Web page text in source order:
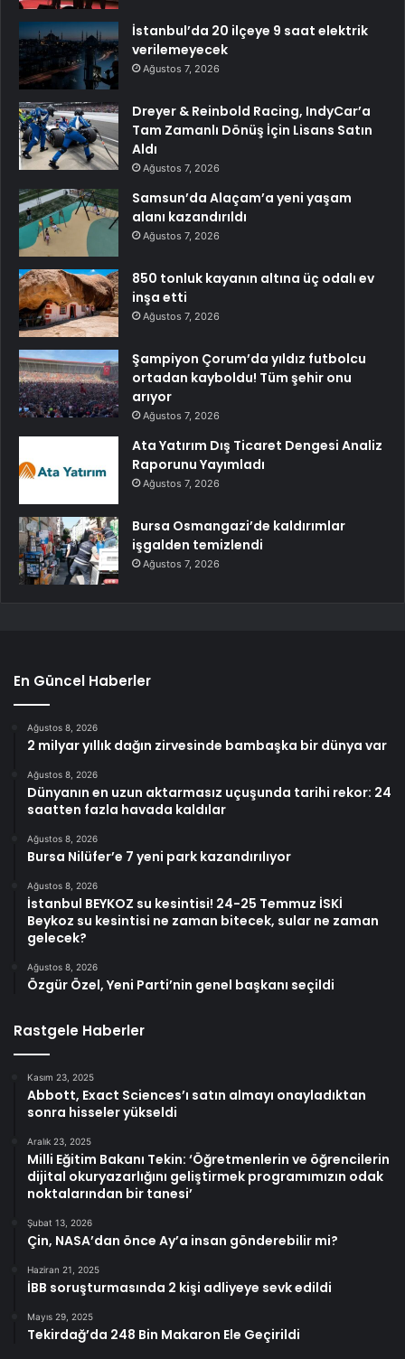
İstanbul’da 20 ilçeye 9 saat elektrik
verilemeyecek
Ağustos 7, 2026
Dreyer & Reinbold Racing, IndyCar’a
Tam Zamanlı Dönüş İçin Lisans Satın
Aldı
Ağustos 7, 2026
Samsun’da Alaçam’a yeni yaşam
alanı kazandırıldı
Ağustos 7, 2026
850 tonluk kayanın altına üç odalı ev
inşa etti
Ağustos 7, 2026
Şampiyon Çorum’da yıldız futbolcu
ortadan kayboldu! Tüm şehir onu
arıyor
Ağustos 7, 2026
Ata Yatırım Dış Ticaret Dengesi Analiz
Raporunu Yayımladı
Ağustos 7, 2026
Bursa Osmangazi’de kaldırımlar
işgalden temizlendi
Ağustos 7, 2026
En Güncel Haberler
Ağustos 8, 2026
2 milyar yıllık dağın zirvesinde bambaşka bir dünya var
Ağustos 8, 2026
Dünyanın en uzun aktarmasız uçuşunda tarihi rekor: 24
saatten fazla havada kaldılar
Ağustos 8, 2026
Bursa Nilüfer’e 7 yeni park kazandırılıyor
Ağustos 8, 2026
İstanbul BEYKOZ su kesintisi! 24-25 Temmuz İSKİ
Beykoz su kesintisi ne zaman bitecek, sular ne zaman
gelecek?
Ağustos 8, 2026
Özgür Özel, Yeni Parti’nin genel başkanı seçildi
Rastgele Haberler
Kasım 23, 2025
Abbott, Exact Sciences’ı satın almayı onayladıktan
sonra hisseler yükseldi
Aralık 23, 2025
Milli Eğitim Bakanı Tekin: ‘Öğretmenlerin ve öğrencilerin
dijital okuryazarlığını geliştirmek programımızın odak
noktalarından bir tanesi’
Şubat 13, 2026
Çin, NASA’dan önce Ay’a insan gönderebilir mi?
Haziran 21, 2025
İBB soruşturmasında 2 kişi adliyeye sevk edildi
Mayıs 29, 2025
Tekirdağ’da 248 Bin Makaron Ele Geçirildi